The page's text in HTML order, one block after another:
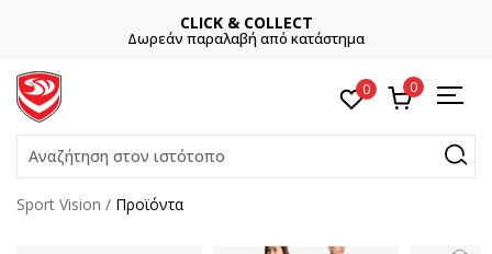
CLICK & COLLECT
Δωρεάν παραλαβή από κατάστημα
0 0
Αναζήτηση στον ιστότοπο
Sport Vision Προϊόντα